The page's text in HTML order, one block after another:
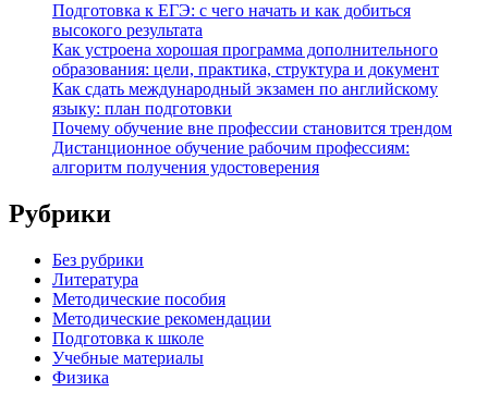
Подготовка к ЕГЭ: с чего начать и как добиться
высокого результата
Как устроена хорошая программа дополнительного
образования: цели, практика, структура и документ
Как сдать международный экзамен по английскому
языку: план подготовки
Почему обучение вне профессии становится трендом
Дистанционное обучение рабочим профессиям:
алгоритм получения удостоверения
Рубрики
Без рубрики
Литература
Методические пособия
Методические рекомендации
Подготовка к школе
Учебные материалы
Физика